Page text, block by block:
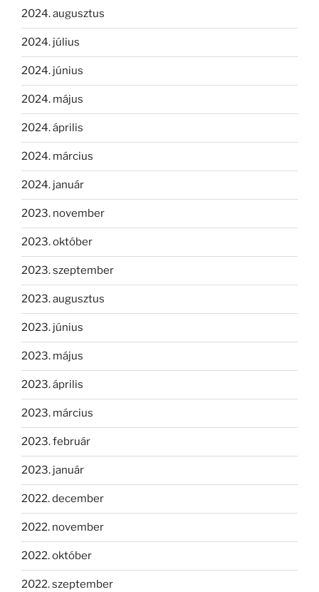
2024. augusztus
2024. július
2024. június
2024. május
2024. április
2024. március
2024. január
2023. november
2023. október
2023. szeptember
2023. augusztus
2023. június
2023. május
2023. április
2023. március
2023. február
2023. január
2022. december
2022. november
2022. október
2022. szeptember